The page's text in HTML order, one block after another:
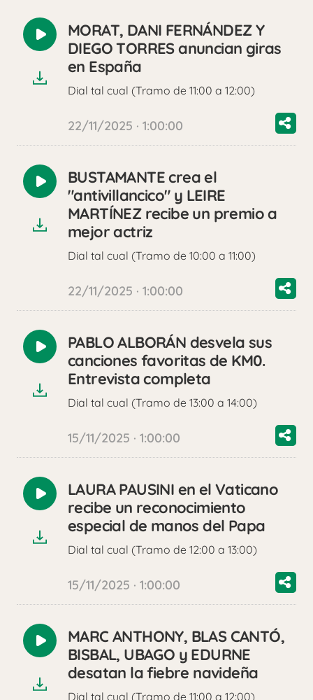
Reproducir
audio
MORAT, DANI FERNÁNDEZ Y
DIEGO TORRES anuncian giras
en España
Dial tal cual (Tramo de 11:00 a 12:00)
22/11/2025 · 1:00:00
Reproducir
audio
BUSTAMANTE crea el
"antivillancico" y LEIRE
MARTÍNEZ recibe un premio a
mejor actriz
Dial tal cual (Tramo de 10:00 a 11:00)
22/11/2025 · 1:00:00
Reproducir
audio
PABLO ALBORÁN desvela sus
canciones favoritas de KM0.
Entrevista completa
Dial tal cual (Tramo de 13:00 a 14:00)
15/11/2025 · 1:00:00
Reproducir
audio
LAURA PAUSINI en el Vaticano
recibe un reconocimiento
especial de manos del Papa
Dial tal cual (Tramo de 12:00 a 13:00)
15/11/2025 · 1:00:00
Reproducir
audio
MARC ANTHONY, BLAS CANTÓ,
BISBAL, UBAGO y EDURNE
desatan la fiebre navideña
Dial tal cual (Tramo de 11:00 a 12:00)